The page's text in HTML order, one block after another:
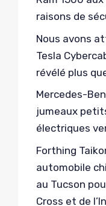
raisons de
Nous avons
Tesla
révélé plus
Mercedes-
jumeaux
électriques
Forthing
automobile
au Tucson
Cross et de